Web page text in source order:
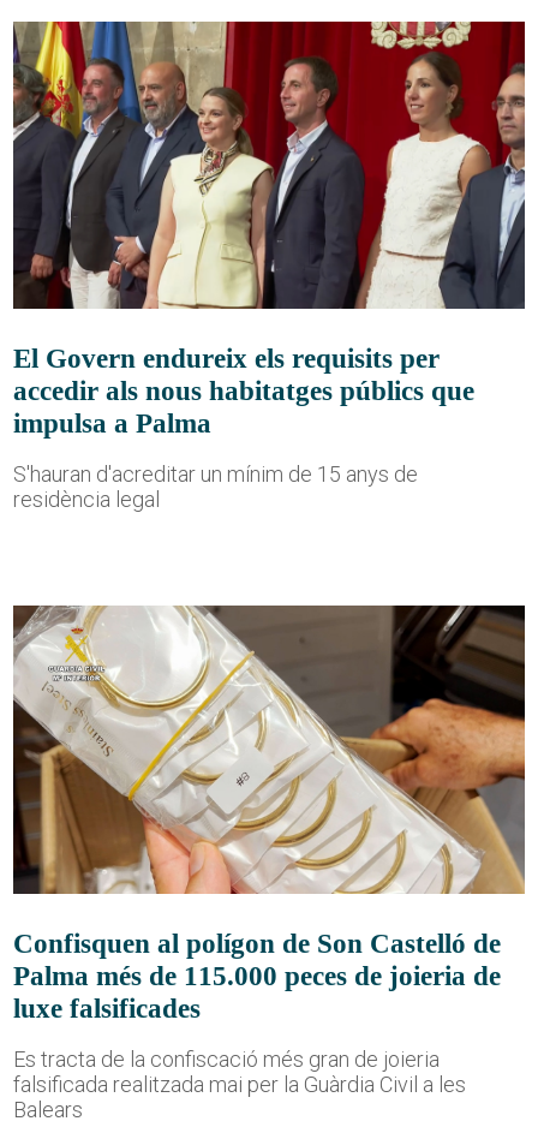
El Govern endureix els requisits per
accedir als nous habitatges públics que
impulsa a Palma
S'hauran d'acreditar un mínim de 15 anys de
residència legal
Confisquen al polígon de Son Castelló de
Palma més de 115.000 peces de joieria de
luxe falsificades
Es tracta de la confiscació més gran de joieria
falsificada realitzada mai per la Guàrdia Civil a les
Balears